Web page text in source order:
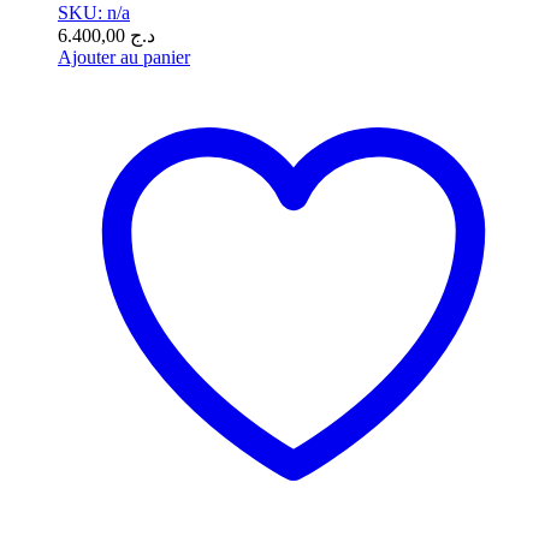
SKU: n/a
د.ج
Ajouter au panier